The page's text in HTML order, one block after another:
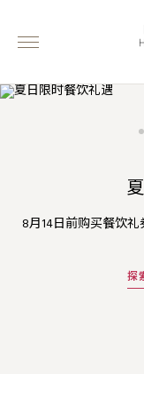
官网预订可享高达75
探
8月14日前购买餐饮
探
Cucina X THE
探
自助晚餐汇聚环球珍
斧头扒
探
马哥孛罗香港酒店与
三
预订马哥孛罗酒店「
探